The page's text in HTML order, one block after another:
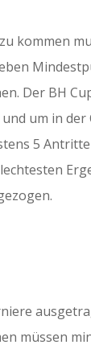
kommen
Der BH
um in der
5
müssen